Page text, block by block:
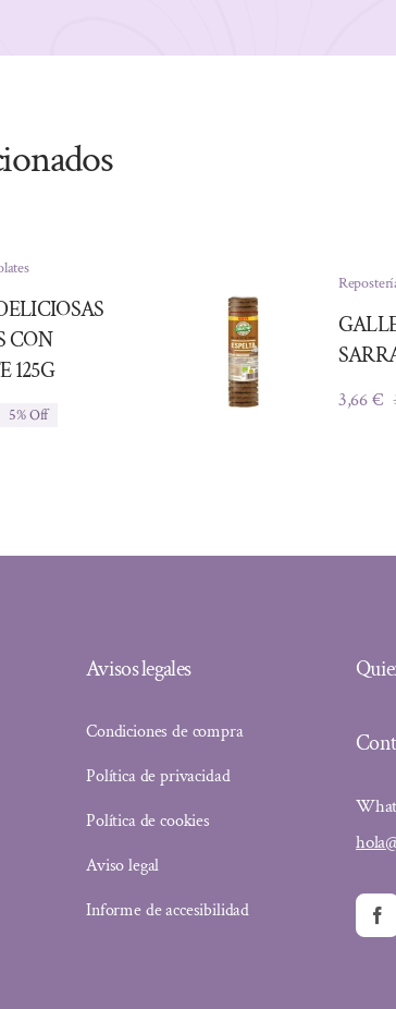
CON
125G
5% Off
3,66€
Avisos legales
Condiciones de compra
Política de privacidad
Política de cookies
Aviso legal
Informe de accesibilidad